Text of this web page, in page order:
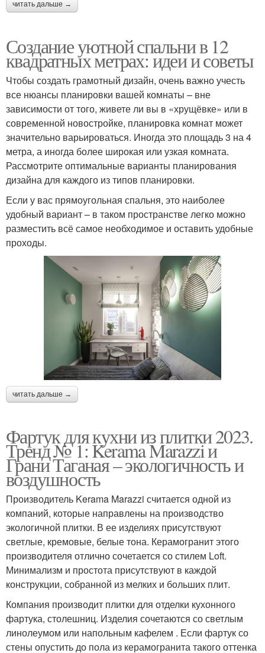
читать дальше →
Создание уютной спальни в 12
квадратных метрах: идеи и советы
Чтобы создать грамотный дизайн, очень важно учесть
все нюансы планировки вашей комнаты – вне
зависимости от того, живете ли вы в «хрущёвке» или в
современной новостройке, планировка комнат может
значительно варьироваться. Иногда это площадь 3 на 4
метра, а иногда более широкая или узкая комната.
Рассмотрите оптимальные варианты планирования
дизайна для каждого из типов планировки.
Если у вас прямоугольная спальня, это наиболее
удобный вариант – в таком пространстве легко можно
разместить всё самое необходимое и оставить удобные
проходы.
читать дальше →
Фартук для кухни из плитки 2023.
Тренд № 1: Kerama Marazzi и
Грани Таганая – экологичность и
воздушность
Производитель Kerama Marazzi считается одной из
компаний, которые направлены на производство
экологичной плитки. В ее изделиях присутствуют
светлые, кремовые, белые тона. Керамогранит этого
производителя отлично сочетается со стилем Loft.
Минимализм и простота присутствуют в каждой
конструкции, собранной из мелких и больших плит.
Компания производит плитки для отделки кухонного
фартука, столешниц. Изделия сочетаются со светлым
линолеумом или напольным кафелем . Если фартук со
стены опустить до пола из керамогранита такого оттенка